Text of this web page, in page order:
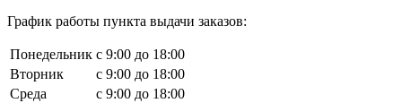
График работы пункта выдачи заказов:
Понедельник с 9:00 до 18:00
Вторник
с 9:00 до 18:00
Среда
с 9:00 до 18:00